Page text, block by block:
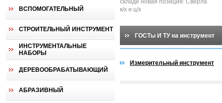
ВСПОМОГАТЕЛЬНЫЙ
СТРОИТЕЛЬНЫЙ ИНСТРУМЕНТ
ИНСТРУМЕНТАЛЬНЫЕ
НАБОРЫ
ДЕРЕВООБРАБАТЫВАЮЩИЙ
АБРАЗИВНЫЙ
складе новая позиция: Сверла
к/х и ц/х
ГОСТы И ТУ на инструмент
Измерительный инструмент